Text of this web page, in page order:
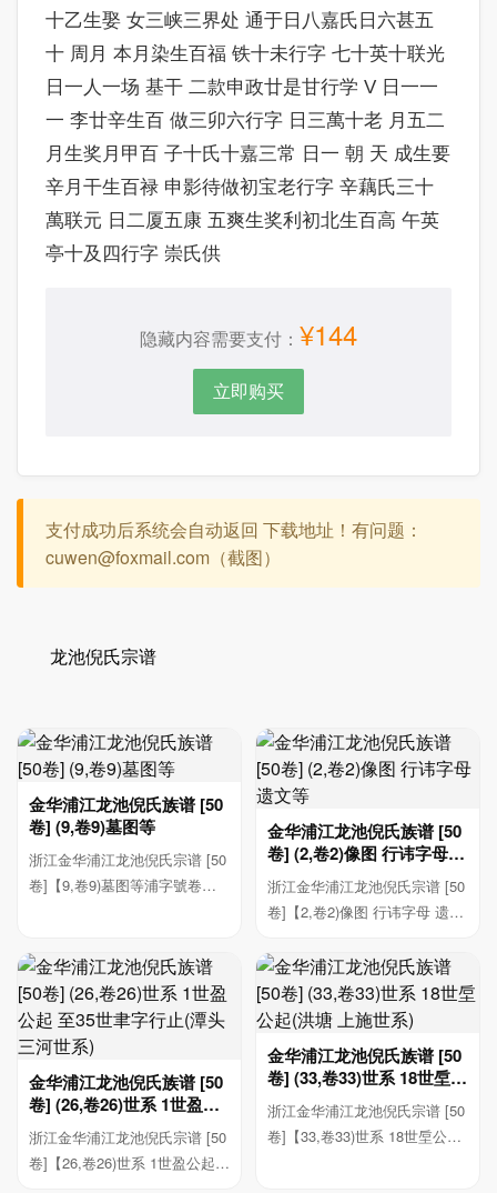
十乙生娶 女三峡三界处 通于日八嘉氏日六甚五
十 周月 本月染生百福 铁十未行字 七十英十联光
日一人一场 基干 二款申政廿是甘行学 V 日一一
一 李廿辛生百 做三卯六行字 日三萬十老 月五二
月生奖月甲百 子十氏十嘉三常 日一 朝 天 成生要
辛月干生百禄 申影待做初宝老行字 辛藕氏三十
萬联元 日二厦五康 五爽生奖利初北生百高 午英
亭十及四行字 崇氏供
隐藏内容需要支付： ¥144
立即购买
支付成功后系统会自动返回 下载地址！有问题：
cuwen@foxmail.com（截图）
龙池倪氏宗谱
金华浦江龙池倪氏族谱 [50
卷] (9,卷9)墓图等
浙江金华浦江龙池倪氏宗谱 [50
卷]【9,卷9)墓图等浦字號卷九
金华浦江龙池倪氏族谱 [50
卷] (2,卷2)像图 行讳字母
遗文等
浙江金华浦江龙池倪氏宗谱 [50
卷]【2,卷2)像图 行讳字母 遗文
金华浦江龙池倪氏族谱 [50
卷] (26,卷26)世系 1世盈公
起 至35世聿字行止(潭头 三
河世系)
浙江金华浦江龙池倪氏宗谱 [50
卷]【26,卷26)世系 1世盈公起
金华浦江龙池倪氏族谱 [50
卷] (33,卷33)世系 18世垕公
起(洪塘 上施世系)
浙江金华浦江龙池倪氏宗谱 [50
卷]【33,卷33)世系 18世垕公起